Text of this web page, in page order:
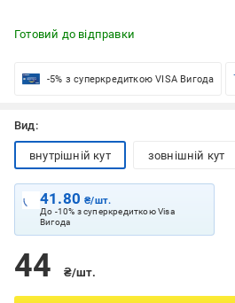
Готовий до відправки
-5% з суперкредиткою VISA Вигода
Вид:
внутрішній кут зовнішній кут
41.80₴/шт.
До -10% з суперкредиткою Visa
Вигода
44 ₴/шт.